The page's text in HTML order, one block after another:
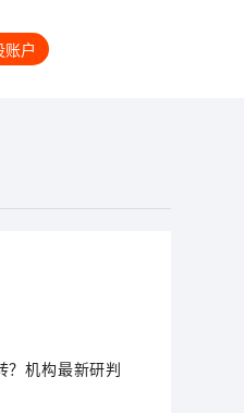
账户
？机构最新研判